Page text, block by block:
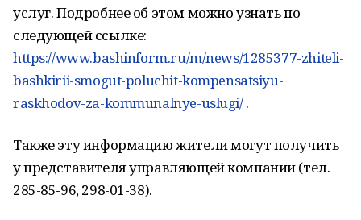
услуг. Подробнее об этом можно узнать по
следующей ссылке:
https://www.bashinform.ru/m/news/1285377-zhiteli-
bashkirii-smogut-poluchit-kompensatsiyu-
raskhodov-za-kommunalnye-uslugi/.
Также эту информацию жители могут получить
у представителя управляющей компании (тел.
285-85-96, 298-01-38).